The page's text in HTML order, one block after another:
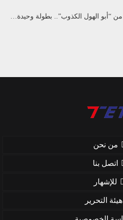
“أبو الهول الكذوب”.. بطولة وحيدة…
من نحن
اتصل بنا
للإشهار
هيئة التحرير